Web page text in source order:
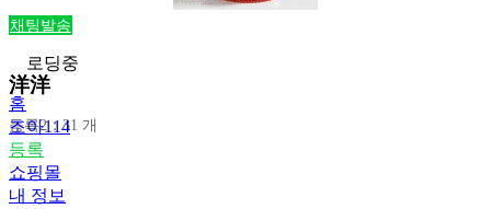
채팅발송
洋洋
등록2：31 개
로딩중
홈
조아114
등록
쇼핑몰
내 정보